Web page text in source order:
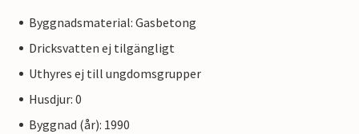
Byggnadsmaterial: Gasbetong
Dricksvatten ej tilgängligt
Uthyres ej till ungdomsgrupper
Husdjur: 0
Byggnad (år): 1990